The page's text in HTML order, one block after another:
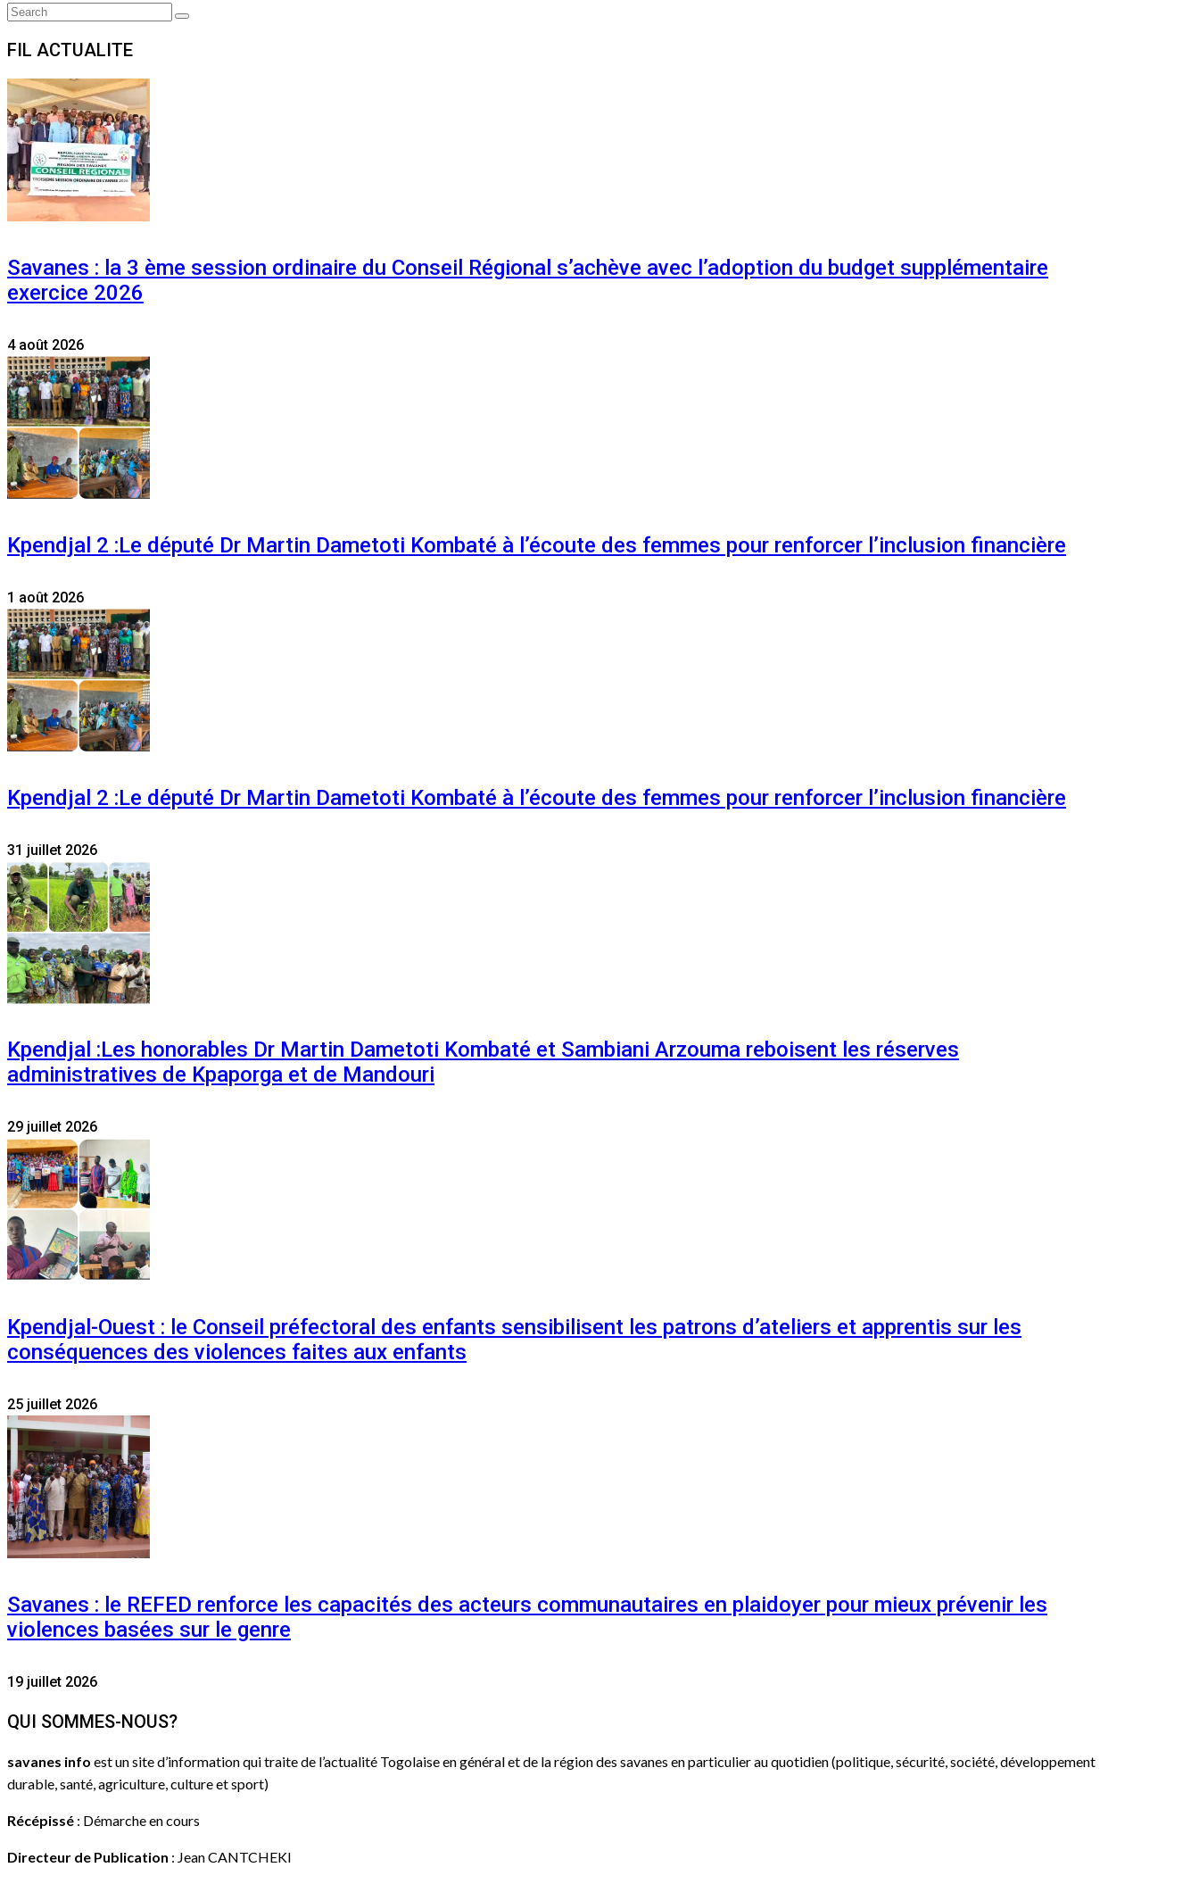
Search
Search
FIL ACTUALITE
Savanes : la 3 ème session ordinaire du Conseil Régional s’achève avec l’adoption du budget supplémentaire
exercice 2026
4 août 2026
Kpendjal 2 :Le député Dr Martin Dametoti Kombaté à l’écoute des femmes pour renforcer l’inclusion financière
1 août 2026
Kpendjal 2 :Le député Dr Martin Dametoti Kombaté à l’écoute des femmes pour renforcer l’inclusion financière
31 juillet 2026
Kpendjal :Les honorables Dr Martin Dametoti Kombaté et Sambiani Arzouma reboisent les réserves
administratives de Kpaporga et de Mandouri
29 juillet 2026
Kpendjal-Ouest : le Conseil préfectoral des enfants sensibilisent les patrons d’ateliers et apprentis sur les
conséquences des violences faites aux enfants
25 juillet 2026
Savanes : le REFED renforce les capacités des acteurs communautaires en plaidoyer pour mieux prévenir les
violences basées sur le genre
19 juillet 2026
QUI SOMMES-NOUS?
savanes info est un site d’information qui traite de l’actualité Togolaise en général et de la région des savanes en particulier au quotidien (politique, sécurité, société, développement
durable, santé, agriculture, culture et sport)
Récépissé : Démarche en cours
Directeur de Publication : Jean CANTCHEKI